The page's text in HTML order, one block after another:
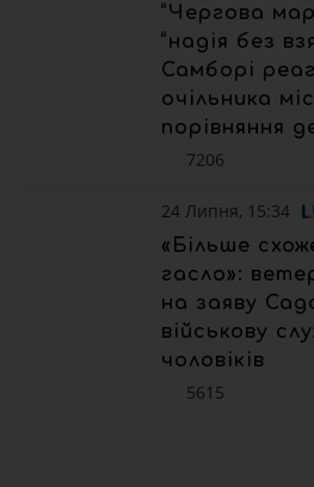
“Чергова
“надія без
Самборі
очільника
порівняння
7206
24 Липня, 15:34
«Більше
гасло»:
на заяву
військову
чоловіків
5615